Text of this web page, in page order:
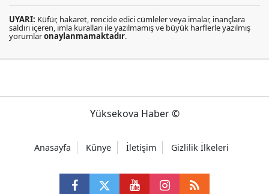
UYARI: Küfür, hakaret, rencide edici cümleler veya imalar, inançlara
saldırı içeren, imla kuralları ile yazılmamış ve büyük harflerle yazılmış
yorumlaronaylanmamaktadır.
Yüksekova Haber ©
Anasayfa Künye İletişim Gizlilik İlkeleri